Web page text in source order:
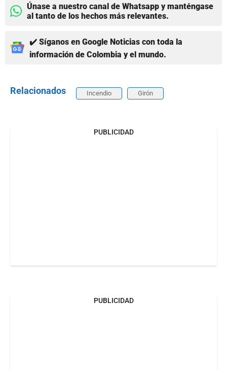
Únase a nuestro canal de Whatsapp y manténgase
al tanto de los hechos más relevantes.
✔️ Síganos en Google Noticias con toda la
información de Colombia y el mundo.
Relacionados Incendio Girón
PUBLICIDAD
PUBLICIDAD